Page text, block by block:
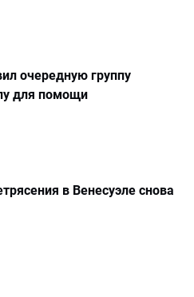
очередную группу
для помощи
в Венесуэле снова